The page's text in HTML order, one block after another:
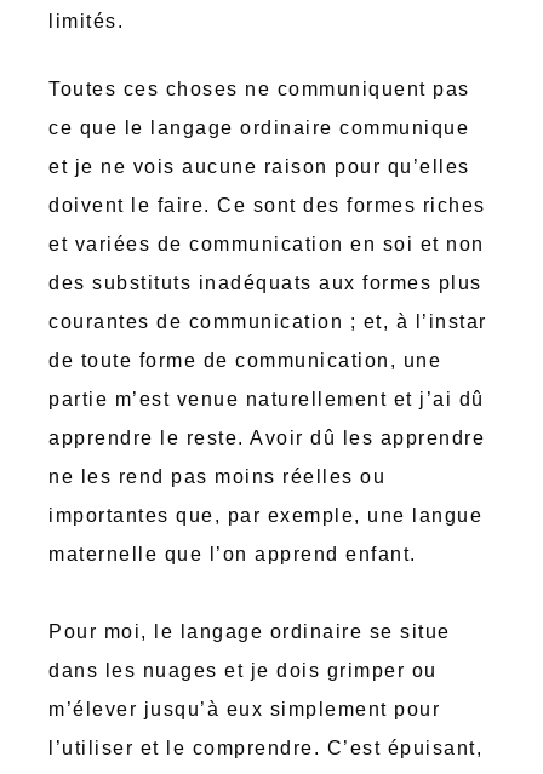
limités.
Toutes ces choses ne communiquent pas
ce que le langage ordinaire communique
et je ne vois aucune raison pour qu’elles
doivent le faire. Ce sont des formes riches
et variées de communication en soi et non
des substituts inadéquats aux formes plus
courantes de communication ; et, à l’instar
de toute forme de communication, une
partie m’est venue naturellement et j’ai dû
apprendre le reste. Avoir dû les apprendre
ne les rend pas moins réelles ou
importantes que, par exemple, une langue
maternelle que l’on apprend enfant.
Pour moi, le langage ordinaire se situe
dans les nuages et je dois grimper ou
m’élever jusqu’à eux simplement pour
l’utiliser et le comprendre. C’est épuisant,